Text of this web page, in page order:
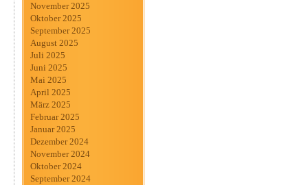
November 2025
Oktober 2025
September 2025
August 2025
Juli 2025
Juni 2025
Mai 2025
April 2025
März 2025
Februar 2025
Januar 2025
Dezember 2024
November 2024
Oktober 2024
September 2024